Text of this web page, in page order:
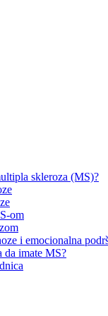
skleroza (MS)?
om
i emocionalna
da imate MS?